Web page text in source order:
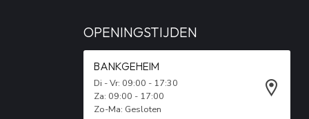
OPENINGSTIJDEN
BANKGEHEIM
Di - Vr: 09:00 - 17:30
Za: 09:00 - 17:00
Zo-Ma: Gesloten